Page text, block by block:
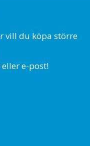
vill du köpa större
e-post!